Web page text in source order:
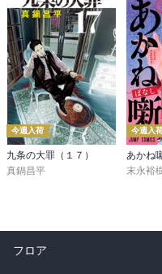
今週入荷
九条の大罪（１７）
真鍋昌平
今週入
あかね
末永裕
フロア